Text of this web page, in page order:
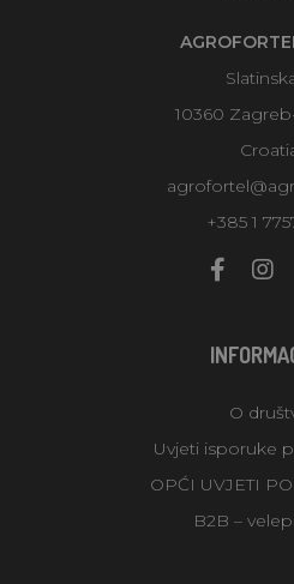
10360
+385 1
O
Uvjeti isporuke
OPĆI UVJETI
B2B –